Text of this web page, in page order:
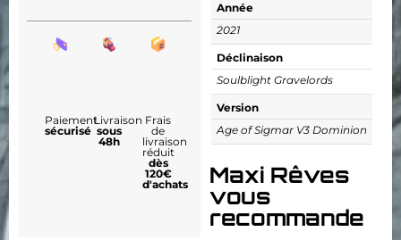
Année
2021
Déclinaison
Soulblight Gravelords
Version
Age of Sigmar V3 Dominion
Maxi Rêves
vous
recommande
Paiement
sécurisé
Livraison
sous
48h
Frais
de
livraison
réduit
dès
120€
d'achats